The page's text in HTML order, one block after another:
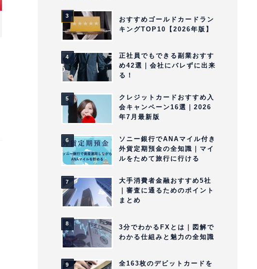
おすすめゴールドカードラン
キングTOP10【2026年版】
正社員でもできる副業おすす
め42選｜会社にバレずに出来
る！
クレジットカードおすすめ入
会キャンペーン16選｜2026
年7月最新版
ソニー銀行でANAマイル付き
外貨定期預金の全知識｜マイ
ルをためて旅行に行ける
大手消費者金融おすすめ5社
｜審査に通るためのポイント
まとめ
3分でわかるFXとは｜図解で
わかる仕組みと魅力の全知識
全163枚のデビットカードを